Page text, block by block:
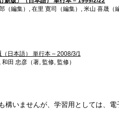
編集）, 在里 寛司（編集）, 米山 喜晟（編
（日本語） 単行本 – 2008/3/1
田 忠彦（著, 監修, 監修）
構いませんが、学習用としては、電